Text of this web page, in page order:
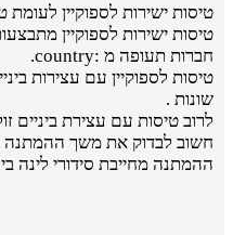
טיסות ישירות לספוקיין לעומת
טיסות ישירות לספוקיין
חברות תעופה מ :country.
טיסות לספוקיין עם עצירות
שונות .
לרוב טיסות עם עצירת ביניים
חשוב לבדוק את משך ההמתנה
ההמתנה מחייבת סידורי לינה